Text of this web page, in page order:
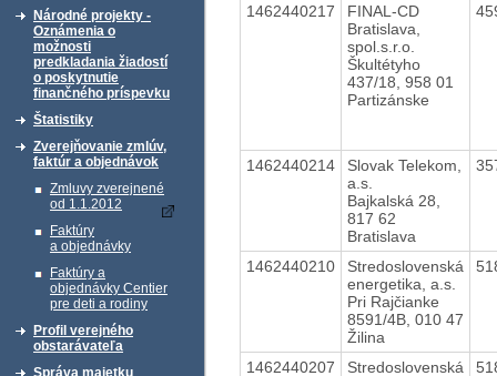
Národné projekty -
Oznámenia o
možnosti
predkladania žiadostí
o poskytnutie
finančného príspevku
Štatistiky
Zverejňovanie zmlúv,
faktúr a objednávok
Zmluvy zverejnené
od 1.1.2012
Faktúry
a objednávky
Faktúry a
objednávky Centier
pre deti a rodiny
Profil verejného
obstarávateľa
Správa majetku
1462440217
FINAL-CD
Bratislava,
spol.s.r.o.
Škultétyho
437/18, 958 01
Partizánske
1462440214
Slovak Telekom,
a.s.
Bajkalská 28,
817 62
Bratislava
1462440210
Stredoslovenská
energetika, a.s.
Pri Rajčianke
8591/4B, 010 47
Žilina
1462440207
Stredoslovenská